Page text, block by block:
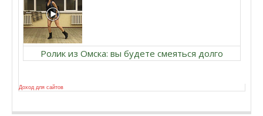
Ролик из Омска: вы будете смеяться долго
Доход для сайтов